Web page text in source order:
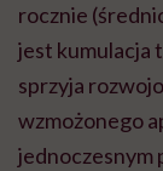
rocznie
jest kumulacja
sprzyja
wzmożonego
jednoczesnym